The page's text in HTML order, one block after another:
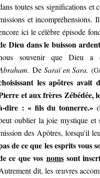
toutes ses significations et
et incompréhensions.
ici le célèbre épisode
Dieu dans le buisson
souvenir que Dieu
DeSaraï en Sara.
les apôtres avait
et aux frères Zébédée,
dire : « fils du tonnerre.»
oublier la joie mystique et
des Apôtres, lorsqu'il
de ce que les esprits vous
ce que vos nomssont
dit, les œuvres